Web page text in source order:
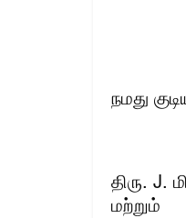
நமது
திரு. J.
மற்றும்